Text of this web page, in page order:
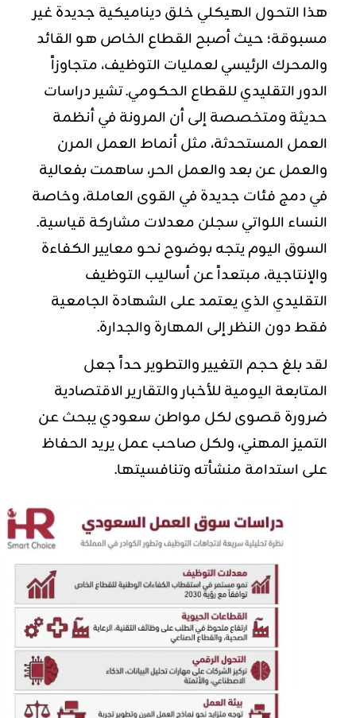
هذا التحول الهيكلي خلق ديناميكية جديدة غير
مسبوقة؛ حيث أصبح القطاع الخاص هو القائد
والمحرك الرئيسي لعمليات التوظيف، متجاوزاً
الدور التقليدي للقطاع الحكومي. تشير دراسات
حديثة ومتخصصة إلى أن المرونة في أنظمة
العمل المستحدثة، مثل أنماط العمل المرن
والعمل عن بعد والعمل الحر، ساهمت بفعالية
في دمج فئات جديدة في القوى العاملة، وخاصة
النساء اللواتي سجلن معدلات مشاركة قياسية.
السوق اليوم يتجه بوضوح نحو معايير الكفاءة
والإنتاجية، مبتعداً عن أساليب التوظيف
التقليدي الذي يعتمد على الشهادة الجامعية
فقط دون النظر إلى المهارة والجدارة.
لقد بلغ حجم التغيير والتطوير حداً جعل
المتابعة اليومية للأخبار والتقارير الاقتصادية
ضرورة قصوى لكل مواطن سعودي يبحث عن
التميز المهني، ولكل صاحب عمل يريد الحفاظ
على استدامة منشأته وتنافسيتها.